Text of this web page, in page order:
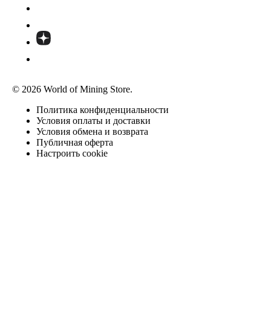
© 2026 World of Mining Store.
Политика конфиденциальности
Условия оплаты и доставки
Условия обмена и возврата
Публичная оферта
Настроить cookie